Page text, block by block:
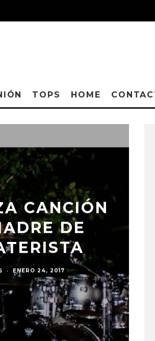
TOPS HOME
CANCIÓN
DE
· ENERO 24, 2017